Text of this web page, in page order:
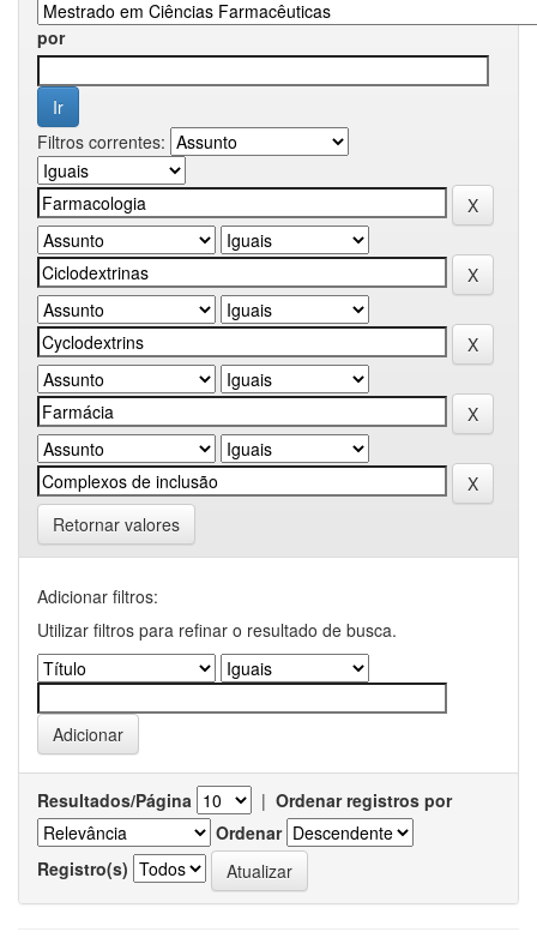
por
Filtros correntes:
Retornar valores
Adicionar filtros:
Utilizar filtros para refinar o resultado de busca.
Resultados/Página | Ordenar registros por
Ordenar
Registro(s)